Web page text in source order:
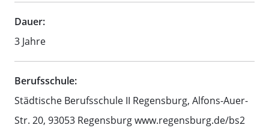
Dauer:
3 Jahre
Berufsschule:
Städtische Berufsschule II Regensburg, Alfons-Auer-
Str. 20, 93053 Regensburg www.regensburg.de/bs2